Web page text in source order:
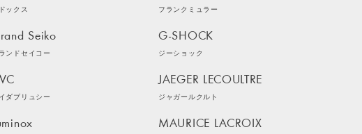
ックス フランクミュラー
Seiko
ンドセイコー
G-SHOCK
ジーショック
ダブリュシー
JAEGER LECOULTRE
ジャガールクルト
MAURICE LACROIX